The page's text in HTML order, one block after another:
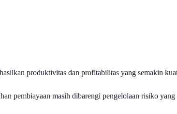
produktivitas dan profitabilitas yang semakin
pembiayaan masih dibarengi pengelolaan risiko yang